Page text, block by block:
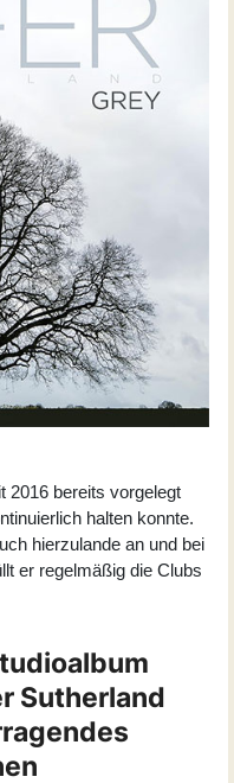
2016 bereits vorgelegt
halten konnte.
hierzulande an und bei
er regelmäßig die Clubs
Sutherland